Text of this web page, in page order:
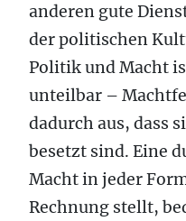
anderen gute
der politischen
Politik und Macht
unteilbar –
dadurch aus, dass
besetzt sind. Eine
Macht in jeder
Rechnung stellt,